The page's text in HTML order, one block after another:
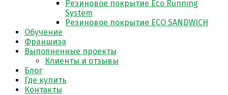
Резиновое покрытие Eco Running
System
Резиновое покрытие ECO SANDWICH
Обучение
Франшиза
Выполненные проекты
Клиенты и отзывы
Блог
Где купить
Контакты